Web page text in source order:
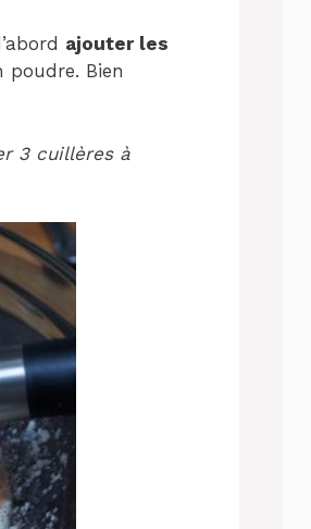
ajouter les
poudre. Bien
3 cuillères à